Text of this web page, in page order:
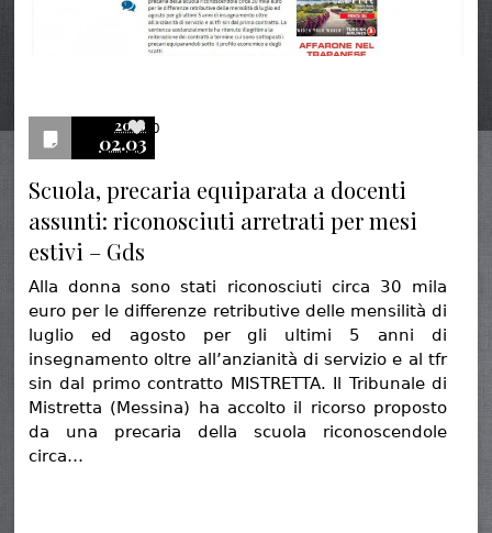
2016
02.03
0
Scuola, precaria equiparata a docenti
assunti: riconosciuti arretrati per mesi
estivi – Gds
Alla donna sono stati riconosciuti circa 30 mila
euro per le differenze retributive delle mensilità di
luglio ed agosto per gli ultimi 5 anni di
insegnamento oltre all’anzianità di servizio e al tfr
sin dal primo contratto MISTRETTA. Il Tribunale di
Mistretta (Messina) ha accolto il ricorso proposto
da una precaria della scuola riconoscendole
circa…